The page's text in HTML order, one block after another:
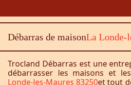
Débarras de maisonLa Londe-
Trocland Débarras est une
débarrasser les maisons et
Londe-les-Maures 83250et tout